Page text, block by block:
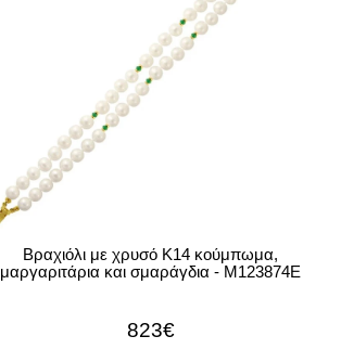
Βραχιόλι με χρυσό Κ14 κούμπωμα,
μαργαριτάρια και σμαράγδια - M123874E
823€